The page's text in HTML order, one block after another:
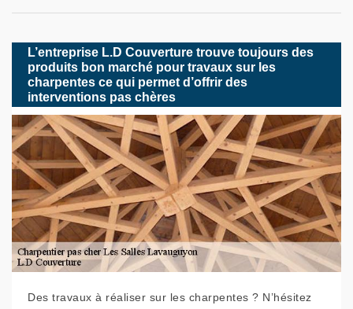
L’entreprise L.D Couverture trouve toujours des
produits bon marché pour travaux sur les
charpentes ce qui permet d’offrir des
interventions pas chères
Des travaux à réaliser sur les charpentes ? N’hésitez